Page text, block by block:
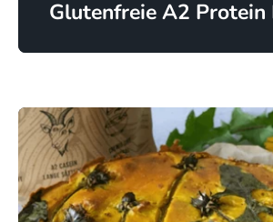
Glutenfreie A2 Protein